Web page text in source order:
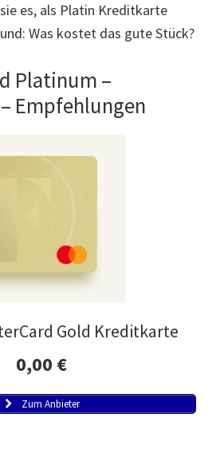
es, als Platin Kreditkarte
Was kostet das gute Stück?
Platinum –
Empfehlungen
Gold Kreditkarte
0,00 €
Zum Anbieter